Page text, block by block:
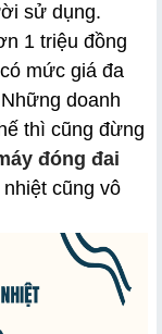
sử dụng.
1 triệu đồng
mức giá đa
doanh
thì cũng đừng
đóng đai
cũng vô